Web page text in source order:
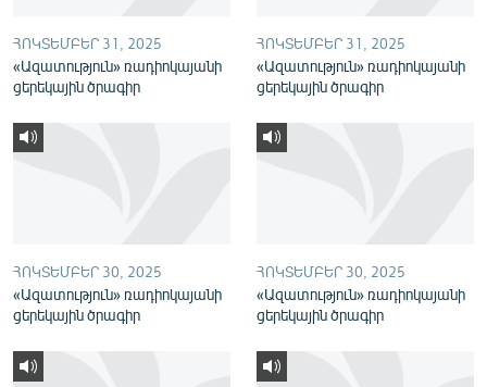
ՀԵՏԵՎԵՔ ՄԵԶ
ՀՈԿՏԵՄԲԵՐ 31, 2025
«Ազատություն» ռադիոկայանի
ցերեկային ծրագիր
ՀՈԿՏԵՄԲԵՐ 31, 2025
«Ազատություն» ռադիոկայանի
ցերեկային ծրագիր
ՀՈԿՏԵՄԲԵՐ 30, 2025
«Ազատություն» ռադիոկայանի
ցերեկային ծրագիր
ՀՈԿՏԵՄԲԵՐ 30, 2025
«Ազատություն» ռադիոկայանի
ցերեկային ծրագիր